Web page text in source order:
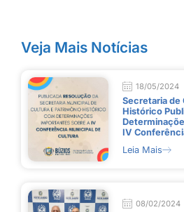
Veja Mais Notícias
18/05/2024
Secretaria de
Histórico
IV
Leia Mais
08/02/2024